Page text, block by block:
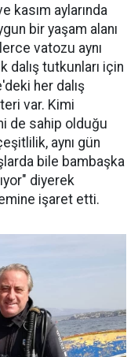
kasım aylarında
bir yaşam alanı
vatozu aynı
dalış tutkunları için
her dalış
var. Kimi
de sahip olduğu
aynı gün
bile bambaşka
diyerek
işaret etti.